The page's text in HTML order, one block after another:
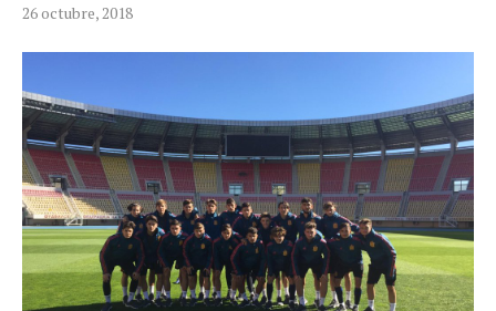
26 octubre, 2018